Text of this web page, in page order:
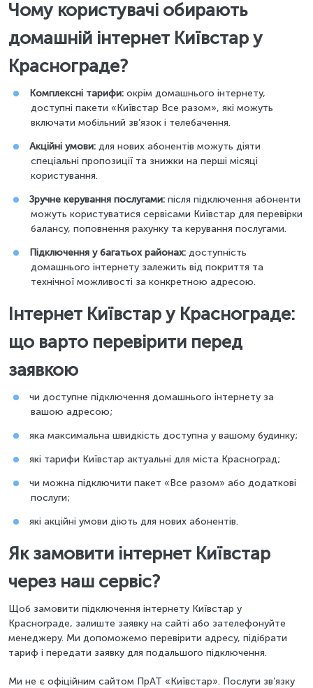
Чому користувачі обирають
домашній інтернет Київстар у
Краснограде?
Комплексні тарифи: окрім домашнього інтернету,
доступні пакети «Київстар Все разом», які можуть
включати мобільний зв’язок і телебачення.
Акційні умови: для нових абонентів можуть діяти
спеціальні пропозиції та знижки на перші місяці
користування.
Зручне керування послугами: після підключення абоненти
можуть користуватися сервісами Київстар для перевірки
балансу, поповнення рахунку та керування послугами.
Підключення у багатьох районах: доступність
домашнього інтернету залежить від покриття та
технічної можливості за конкретною адресою.
Інтернет Київстар у Краснограде:
що варто перевірити перед
заявкою
чи доступне підключення домашнього інтернету за
вашою адресою;
яка максимальна швидкість доступна у вашому будинку;
які тарифи Київстар актуальні для міста Красноград;
чи можна підключити пакет «Все разом» або додаткові
послуги;
які акційні умови діють для нових абонентів.
Як замовити інтернет Київстар
через наш сервіс?
Щоб замовити підключення інтернету Київстар у
Краснограде, залиште заявку на сайті або зателефонуйте
менеджеру. Ми допоможемо перевірити адресу, підібрати
тариф і передати заявку для подальшого підключення.
Ми не є офіційним сайтом ПрАТ «Київстар». Послуги зв’язку